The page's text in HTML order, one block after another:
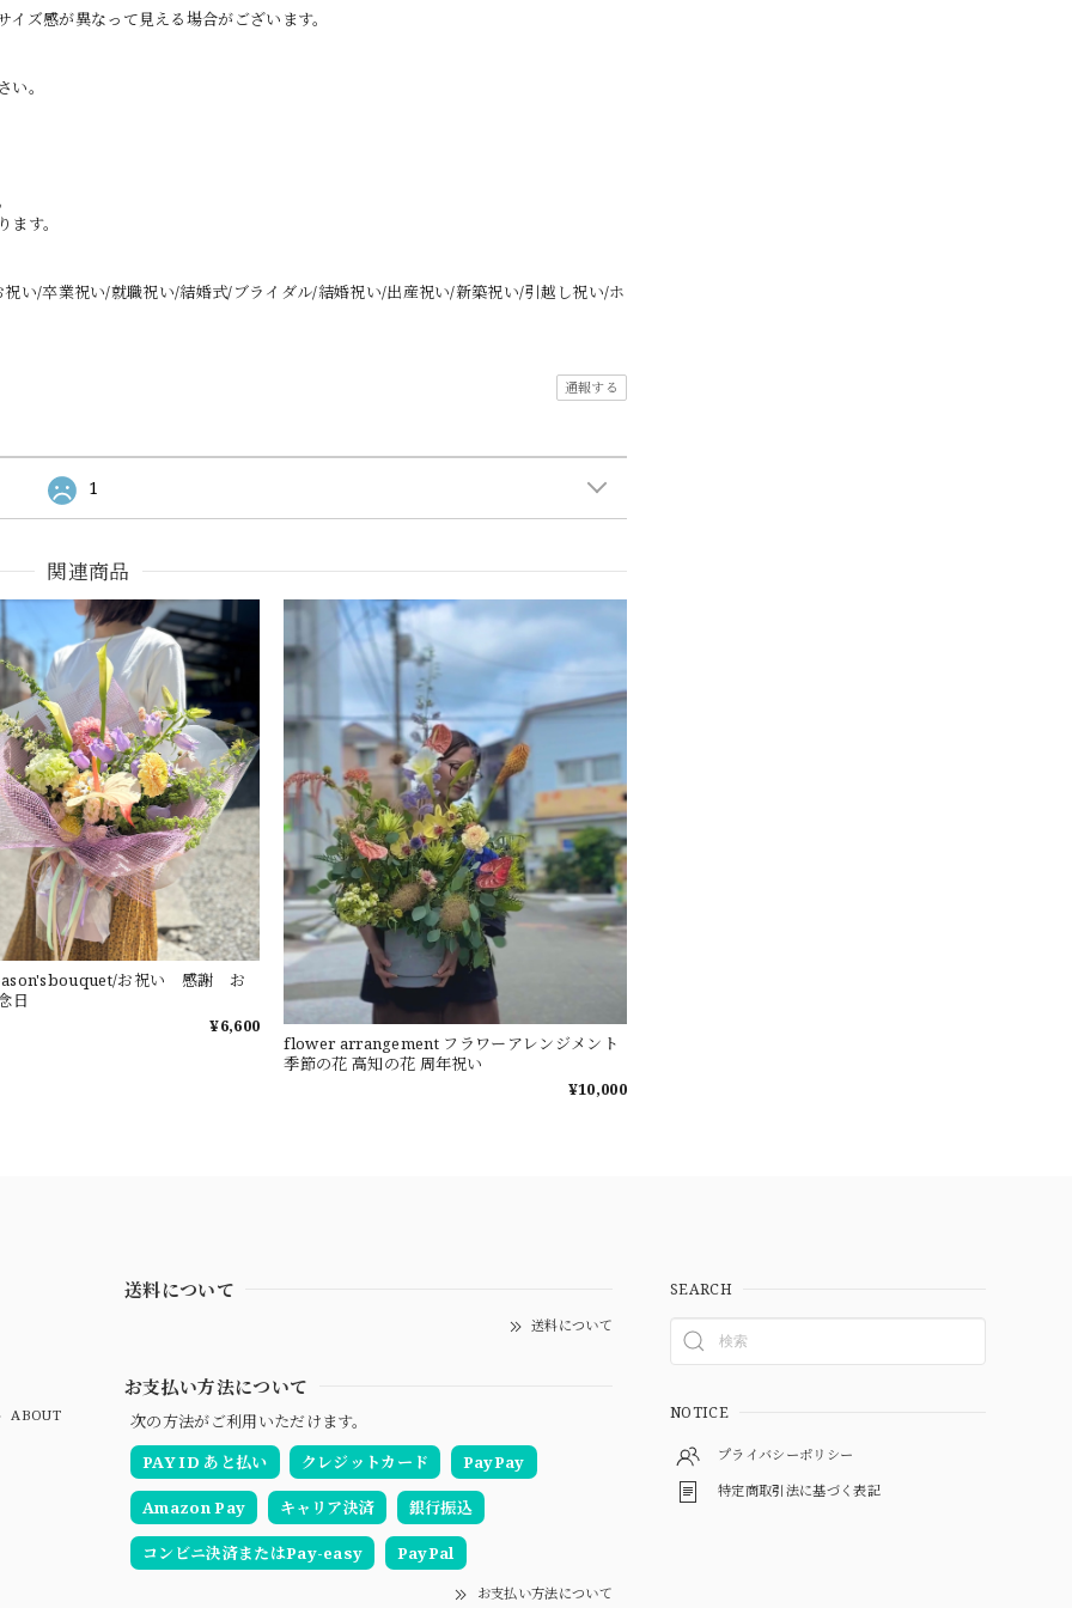
ズ感が異なって見える場合がございます。
。
す。
い/卒業祝い/就職祝い/結婚式/ブライダル/結婚祝い/出産祝い/新築祝い/引越し祝い/ホ
通報する
1
関連商品
お祝い 感謝 お
日
¥6,600
flower arrangement フラワーアレンジメント
季節の花 高知の花 周年祝い
¥10,000
ABOUT
送料について
送料について
お支払い方法について
次の方法がご利用いただけます。
PAY ID あと払い
クレジットカード PayPay
Amazon Pay キャリア決済 銀行振込
コンビニ決済またはPay-easy PayPal
お支払い方法について
SEARCH
NOTICE
プライバシーポリシー
特定商取引法に基づく表記